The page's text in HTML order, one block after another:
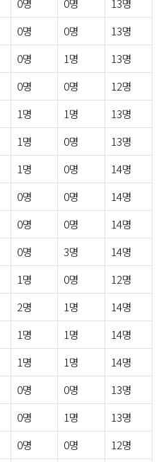
0명 0명
13명
0명 0명
13명
0명 1명
13명
0명 0명
12명
1명 1명
13명
1명 0명
13명
1명 0명
14명
0명 0명
14명
0명 0명
14명
0명 3명
14명
1명 0명
12명
2명 1명
14명
1명 1명
14명
1명 1명
14명
0명 0명
13명
0명 1명
13명
0명 0명 12명